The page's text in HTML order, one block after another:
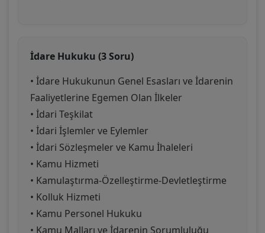
İdare Hukuku (3 Soru)
• İdare Hukukunun Genel Esasları ve İdarenin
Faaliyetlerine Egemen Olan İlkeler
• İdari Teşkilat
• İdari İşlemler ve Eylemler
• İdari Sözleşmeler ve Kamu İhaleleri
• Kamu Hizmeti
• Kamulaştırma-Özelleştirme-Devletleştirme
• Kolluk Hizmeti
• Kamu Personel Hukuku
• Kamu Malları ve İdarenin Sorumluluğu